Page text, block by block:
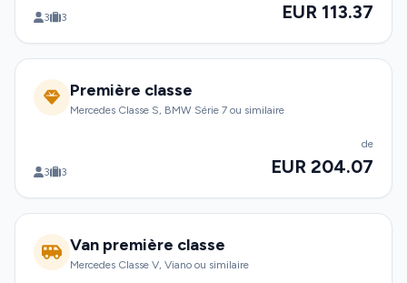
3 3 EUR 113.37
Première classe
Mercedes Classe S, BMW Série 7 ou similaire
3 3
de
EUR 204.07
Van première classe
Mercedes Classe V, Viano ou similaire